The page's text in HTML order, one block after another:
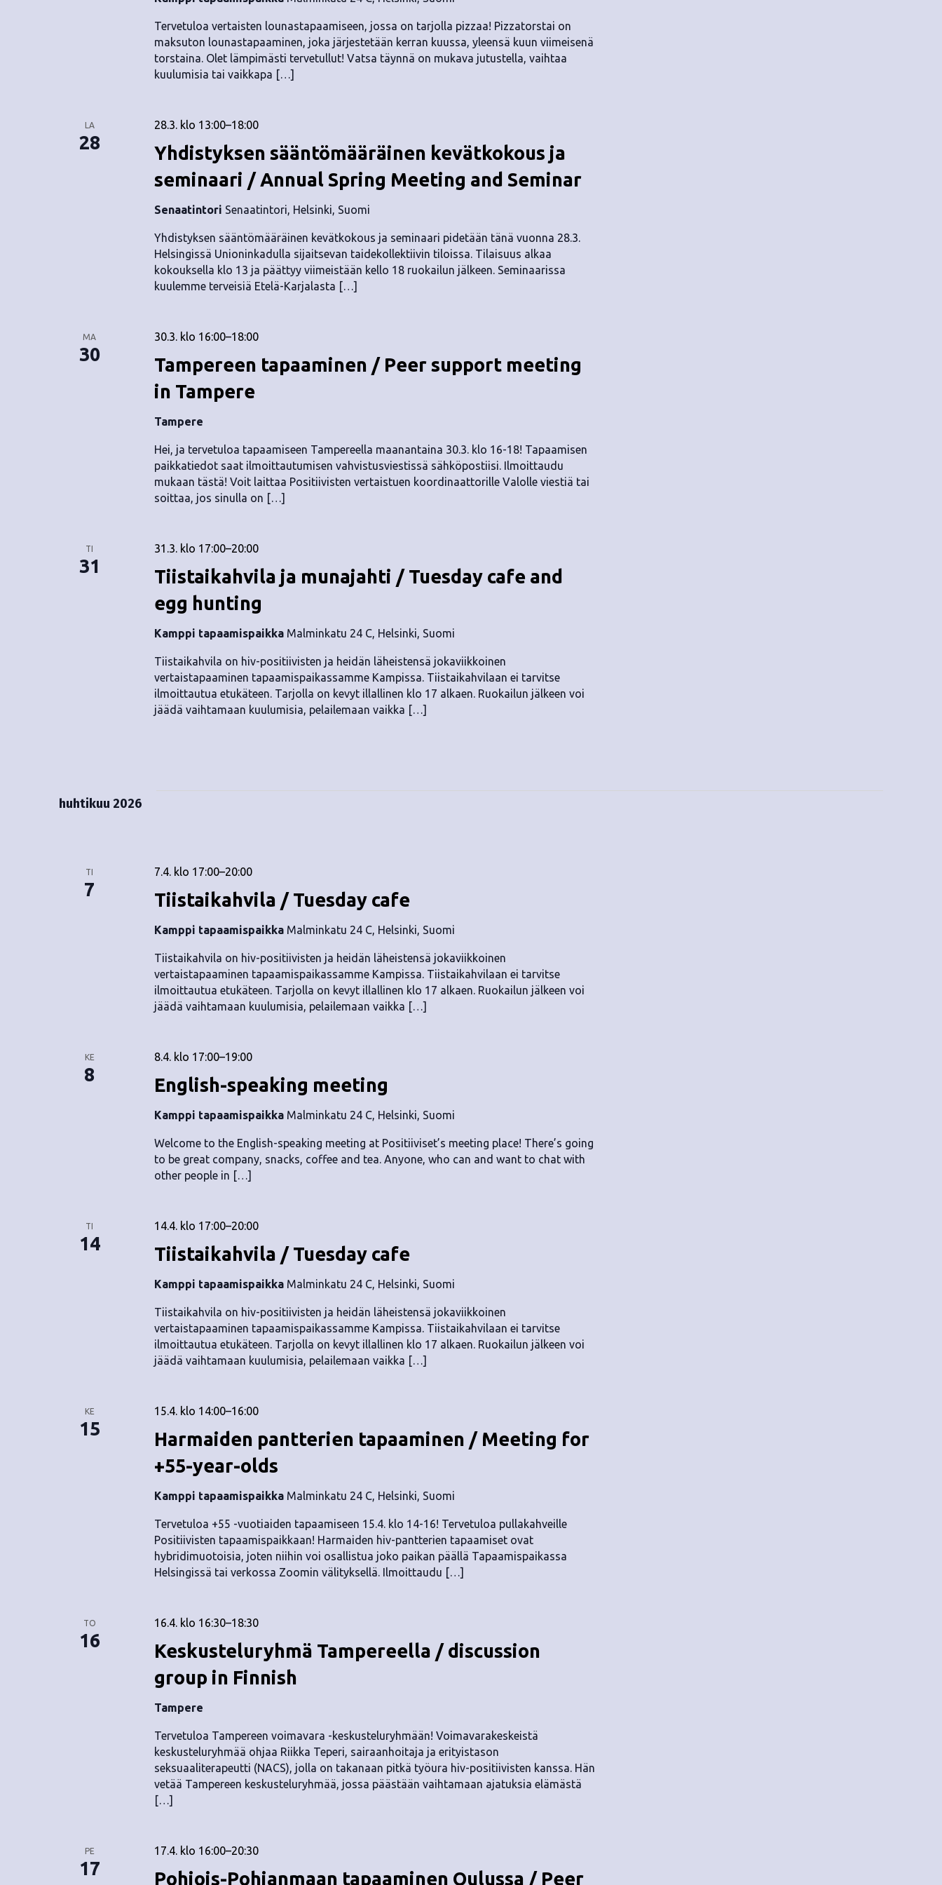
Tervetuloa vertaisten lounastapaamiseen, jossa on tarjolla pizzaa! Pizzatorstai on
maksuton lounastapaaminen, joka järjestetään kerran kuussa, yleensä kuun viimeisenä
torstaina. Olet lämpimästi tervetullut! Vatsa täynnä on mukava jutustella, vaihtaa
kuulumisia tai vaikkapa […]
LA
28
Yhdistyksen sääntömääräinen kevätkokous ja
seminaari / Annual Spring Meeting and Seminar
28.3. klo 13:00–18:00
Senaatintori Senaatintori, Helsinki, Suomi
Yhdistyksen sääntömääräinen kevätkokous ja seminaari pidetään tänä vuonna 28.3.
Helsingissä Unioninkadulla sijaitsevan taidekollektiivin tiloissa. Tilaisuus alkaa
kokouksella klo 13 ja päättyy viimeistään kello 18 ruokailun jälkeen. Seminaarissa
kuulemme terveisiä Etelä-Karjalasta […]
MA
30
Tampereen tapaaminen / Peer support meeting
in Tampere
30.3. klo 16:00–18:00
Tampere
Hei, ja tervetuloa tapaamiseen Tampereella maanantaina 30.3. klo 16-18! Tapaamisen
paikkatiedot saat ilmoittautumisen vahvistusviestissä sähköpostiisi. Ilmoittaudu
mukaan tästä! Voit laittaa Positiivisten vertaistuen koordinaattorille Valolle viestiä tai
soittaa, jos sinulla on […]
TI
31
Tiistaikahvila ja munajahti / Tuesday cafe and
egg hunting
31.3. klo 17:00–20:00
Kamppi tapaamispaikka Malminkatu 24 C, Helsinki, Suomi
Tiistaikahvila on hiv-positiivisten ja heidän läheistensä jokaviikkoinen
vertaistapaaminen tapaamispaikassamme Kampissa. Tiistaikahvilaan ei tarvitse
ilmoittautua etukäteen. Tarjolla on kevyt illallinen klo 17 alkaen. Ruokailun jälkeen voi
jäädä vaihtamaan kuulumisia, pelailemaan vaikka […]
huhtikuu 2026
TI
7 Tiistaikahvila / Tuesday cafe
7.4. klo 17:00–20:00
Kamppi tapaamispaikka Malminkatu 24 C, Helsinki, Suomi
Tiistaikahvila on hiv-positiivisten ja heidän läheistensä jokaviikkoinen
vertaistapaaminen tapaamispaikassamme Kampissa. Tiistaikahvilaan ei tarvitse
ilmoittautua etukäteen. Tarjolla on kevyt illallinen klo 17 alkaen. Ruokailun jälkeen voi
jäädä vaihtamaan kuulumisia, pelailemaan vaikka […]
KE
8 English-speaking meeting
8.4. klo 17:00–19:00
Kamppi tapaamispaikka Malminkatu 24 C, Helsinki, Suomi
Welcome to the English-speaking meeting at Positiiviset’s meeting place! There’s going
to be great company, snacks, coffee and tea. Anyone, who can and want to chat with
other people in […]
TI
14 Tiistaikahvila / Tuesday cafe
14.4. klo 17:00–20:00
Kamppi tapaamispaikka Malminkatu 24 C, Helsinki, Suomi
Tiistaikahvila on hiv-positiivisten ja heidän läheistensä jokaviikkoinen
vertaistapaaminen tapaamispaikassamme Kampissa. Tiistaikahvilaan ei tarvitse
ilmoittautua etukäteen. Tarjolla on kevyt illallinen klo 17 alkaen. Ruokailun jälkeen voi
jäädä vaihtamaan kuulumisia, pelailemaan vaikka […]
KE
15
Harmaiden pantterien tapaaminen / Meeting for
+55-year-olds
15.4. klo 14:00–16:00
Kamppi tapaamispaikka Malminkatu 24 C, Helsinki, Suomi
Tervetuloa +55 -vuotiaiden tapaamiseen 15.4. klo 14-16! Tervetuloa pullakahveille
Positiivisten tapaamispaikkaan! Harmaiden hiv-pantterien tapaamiset ovat
hybridimuotoisia, joten niihin voi osallistua joko paikan päällä Tapaamispaikassa
Helsingissä tai verkossa Zoomin välityksellä. Ilmoittaudu […]
TO
16
Keskusteluryhmä Tampereella / discussion
group in Finnish
16.4. klo 16:30–18:30
Tampere
Tervetuloa Tampereen voimavara -keskusteluryhmään! Voimavarakeskeistä
keskusteluryhmää ohjaa Riikka Teperi, sairaanhoitaja ja erityistason
seksuaaliterapeutti (NACS), jolla on takanaan pitkä työura hiv-positiivisten kanssa. Hän
vetää Tampereen keskusteluryhmää, jossa päästään vaihtamaan ajatuksia elämästä
[…]
PE
17 Pohjois-Pohjanmaan tapaaminen Oulussa / Peer
17.4. klo 16:00–20:30